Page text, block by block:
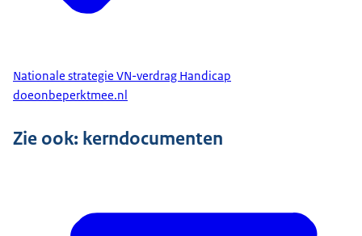
Nationale strategie VN-verdrag Handicap
doeonbeperktmee.nl
Zie ook: kerndocumenten